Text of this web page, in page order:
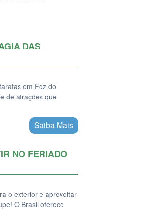
DAS
em Foz do
de atrações que
Saiba Mais
NO FERIADO
o exterior e aproveitar
O Brasil oferece